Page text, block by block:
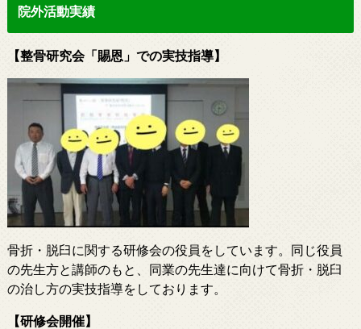
院外活動実績
【整骨研究会「賜恩」での実技指導】
骨折・脱臼に関する研修会の役員をしています。同じ役員
の先生方と講師のもと、同業の先生達に向けて骨折・脱臼
の治し方の実技指導をしております。
【研修会開催】